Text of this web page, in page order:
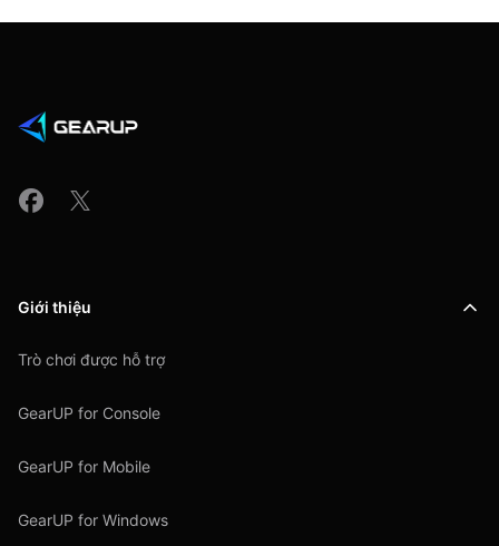
Giới thiệu
Trò chơi được hỗ trợ
GearUP for Console
GearUP for Mobile
GearUP for Windows